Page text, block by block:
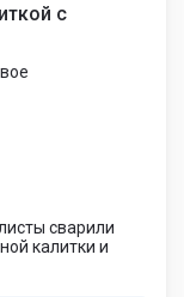
с
сварили
калитки и